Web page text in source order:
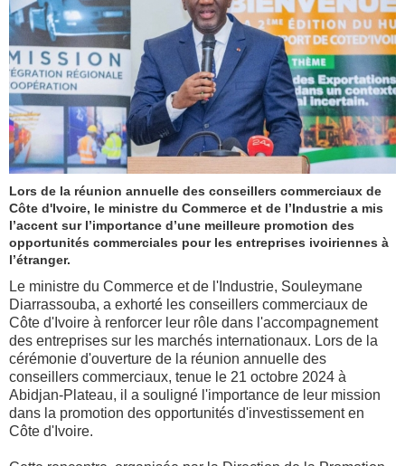
Lors de la réunion annuelle des conseillers commerciaux de
Côte d'Ivoire, le ministre du Commerce et de l’Industrie a mis
l’accent sur l’importance d’une meilleure promotion des
opportunités commerciales pour les entreprises ivoiriennes à
l’étranger.
Le ministre du Commerce et de l'Industrie, Souleymane
Diarrassouba, a exhorté les conseillers commerciaux de
Côte d'Ivoire à renforcer leur rôle dans l'accompagnement
des entreprises sur les marchés internationaux. Lors de la
cérémonie d'ouverture de la réunion annuelle des
conseillers commerciaux, tenue le 21 octobre 2024 à
Abidjan-Plateau, il a souligné l'importance de leur mission
dans la promotion des opportunités d'investissement en
Côte d'Ivoire.